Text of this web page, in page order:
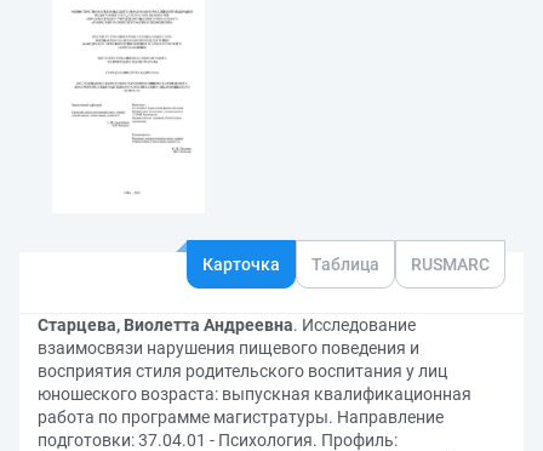
Карточка Таблица RUSMARC
Старцева, Виолетта Андреевна. Исследование
взаимосвязи нарушения пищевого поведения и
восприятия стиля родительского воспитания у лиц
юношеского возраста: выпускная квалификационная
работа по программе магистратуры. Направление
подготовки: 37.04.01 - Психология. Профиль: